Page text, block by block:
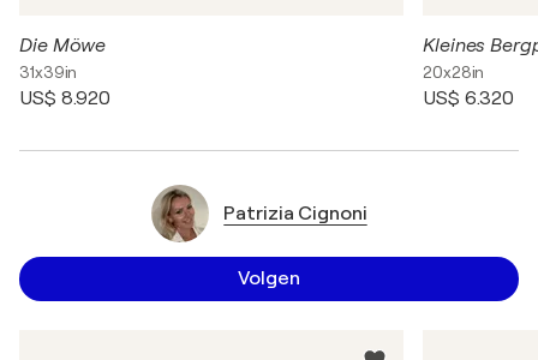
Die Möwe
31x39in
US$ 8.920
Kleines
20x28in
US$ 6.320
Patrizia Cignoni
Volgen